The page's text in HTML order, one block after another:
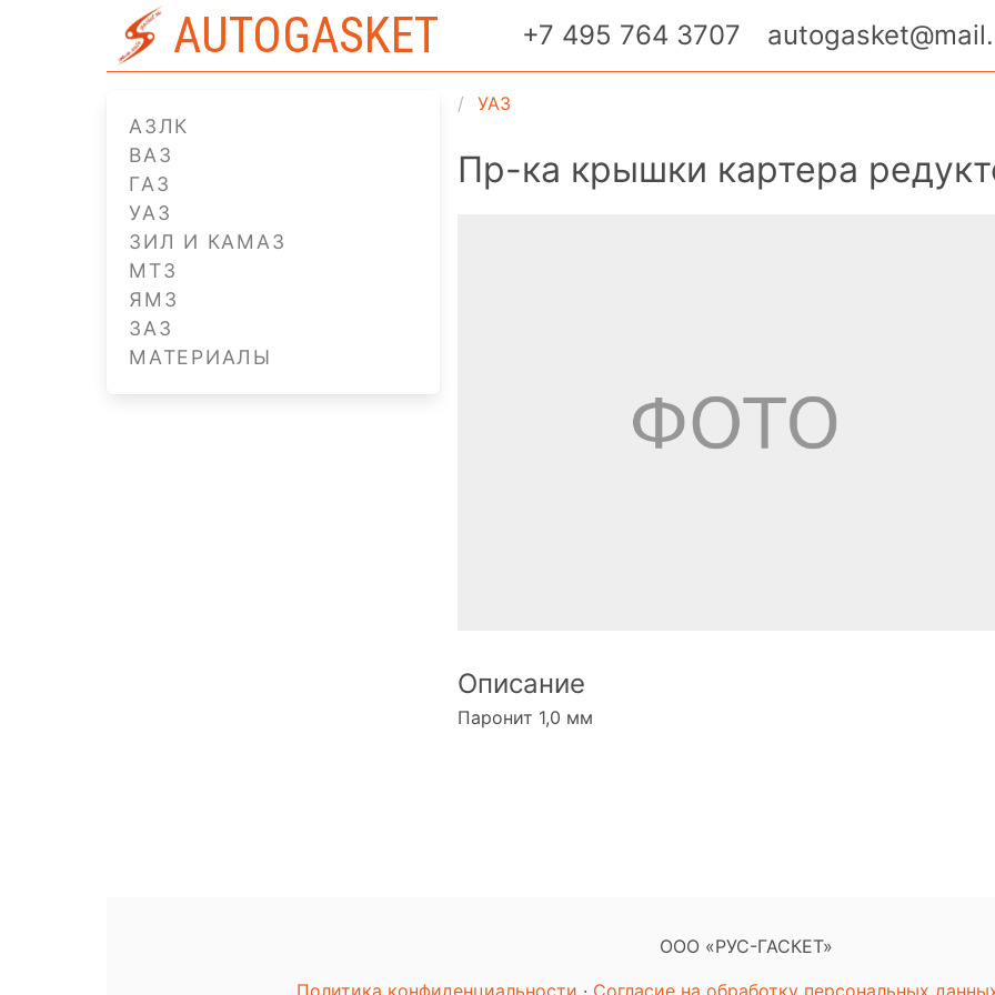
AUTOGASKET +7 495 764 3707
АЗЛК
ВАЗ
ГАЗ
УАЗ
ЗИЛ И КАМАЗ
МТЗ
ЯМЗ
ЗАЗ
МАТЕРИАЛЫ
УАЗ
Пр-ка крышки картера
Описание
Паронит 1,0 мм
ООО «РУС-ГАСКЕТ»
Политика конфиденциальности · Согласие на обработку персональных